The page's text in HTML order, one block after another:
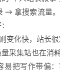
拿搜索流量。
变化快，站长
采集站也在消
易把写作带偏